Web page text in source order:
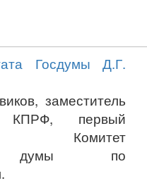
Госдумы Д.Г.
заместитель
КПРФ, первый
Комитет
думы по